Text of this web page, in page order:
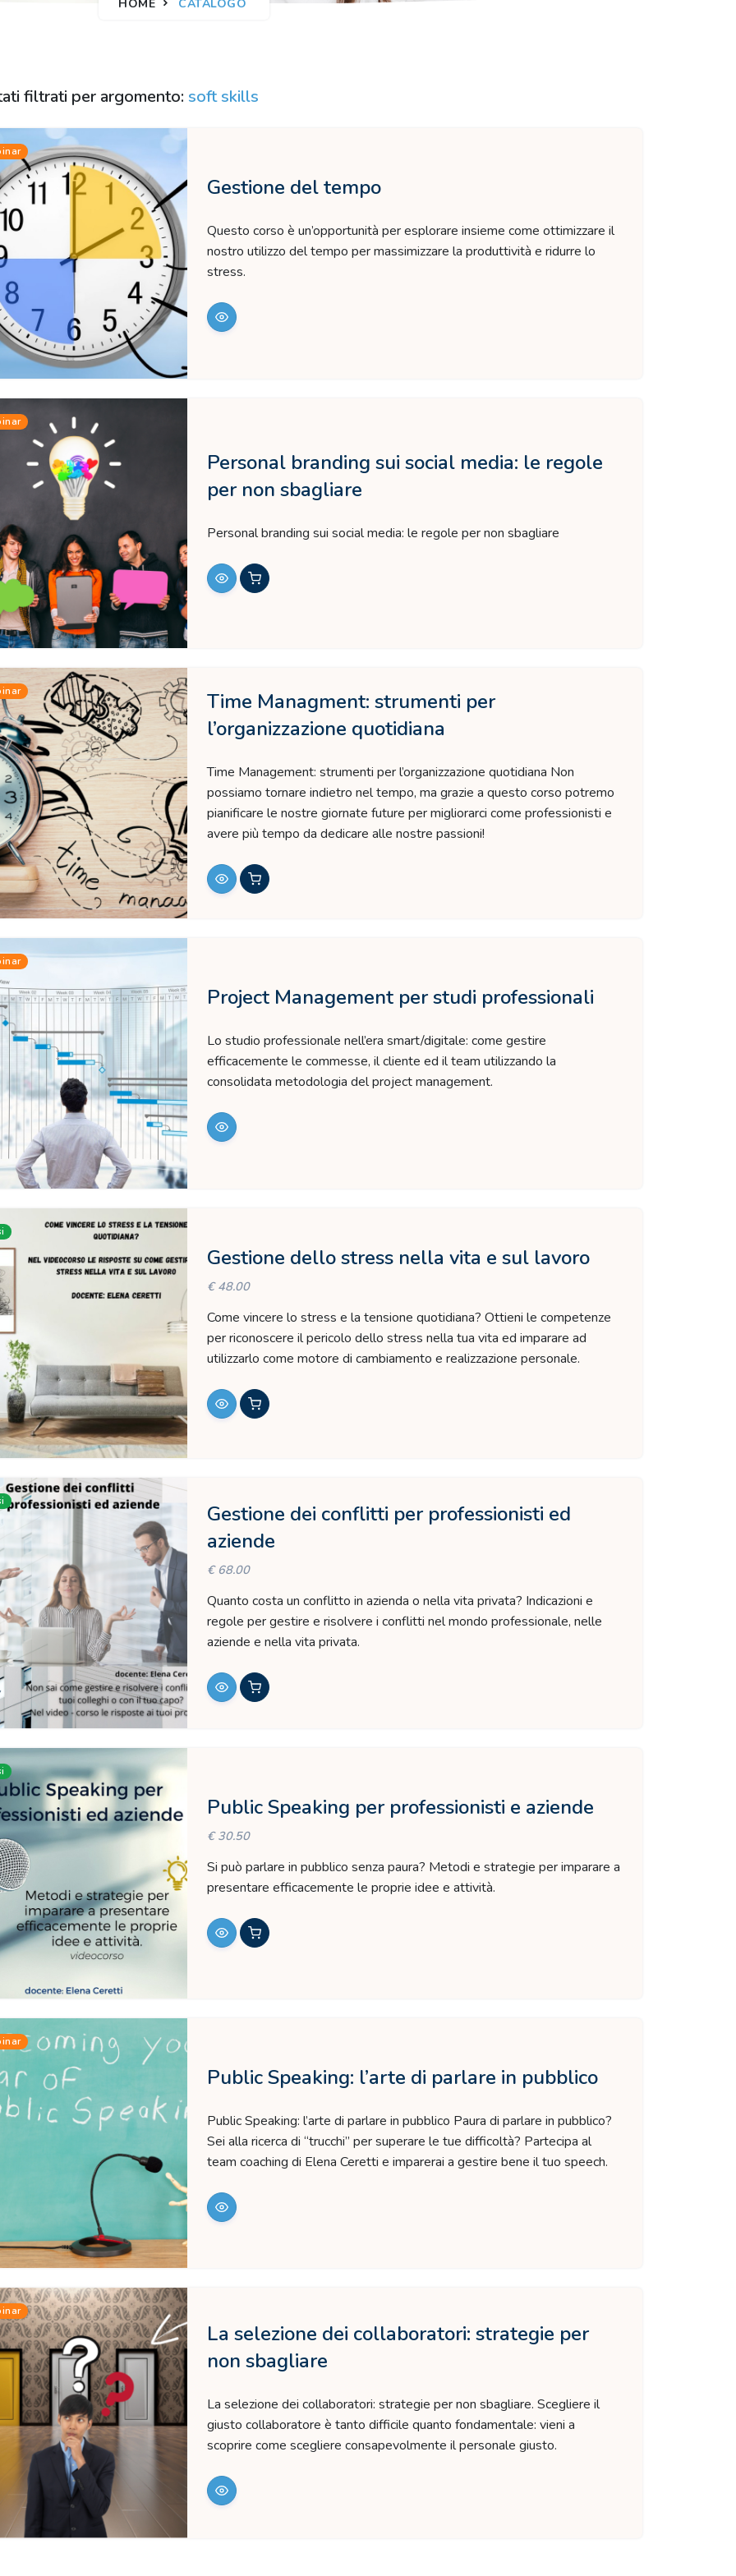
HOME CATALOGO
filtrati per argomento: soft skills
Gestione del tempo
Questo corso è un’opportunità per esplorare insieme come ottimizzare il
nostro utilizzo del tempo per massimizzare la produttività e ridurre lo
stress.
Personal branding sui social media: le regole
per non sbagliare
Personal branding sui social media: le regole per non sbagliare
Time Managment: strumenti per
l’organizzazione quotidiana
Time Management: strumenti per l’organizzazione quotidiana Non
possiamo tornare indietro nel tempo, ma grazie a questo corso potremo
pianificare le nostre giornate future per migliorarci come professionisti e
avere più tempo da dedicare alle nostre passioni!
Project Management per studi professionali
Lo studio professionale nell’era smart/digitale: come gestire
efficacemente le commesse, il cliente ed il team utilizzando la
consolidata metodologia del project management.
Gestione dello stress nella vita e sul lavoro
€ 48.00
Come vincere lo stress e la tensione quotidiana? Ottieni le competenze
per riconoscere il pericolo dello stress nella tua vita ed imparare ad
utilizzarlo come motore di cambiamento e realizzazione personale.
Gestione dei conflitti per professionisti ed
aziende
€ 68.00
Quanto costa un conflitto in azienda o nella vita privata? Indicazioni e
regole per gestire e risolvere i conflitti nel mondo professionale, nelle
aziende e nella vita privata.
Public Speaking per professionisti e aziende
€ 30.50
Si può parlare in pubblico senza paura? Metodi e strategie per imparare a
presentare efficacemente le proprie idee e attività.
Public Speaking: l’arte di parlare in pubblico
Public Speaking: l’arte di parlare in pubblico Paura di parlare in pubblico?
Sei alla ricerca di “trucchi” per superare le tue difficoltà? Partecipa al
team coaching di Elena Ceretti e imparerai a gestire bene il tuo speech.
La selezione dei collaboratori: strategie per
non sbagliare
La selezione dei collaboratori: strategie per non sbagliare. Scegliere il
giusto collaboratore è tanto difficile quanto fondamentale: vieni a
scoprire come scegliere consapevolmente il personale giusto.